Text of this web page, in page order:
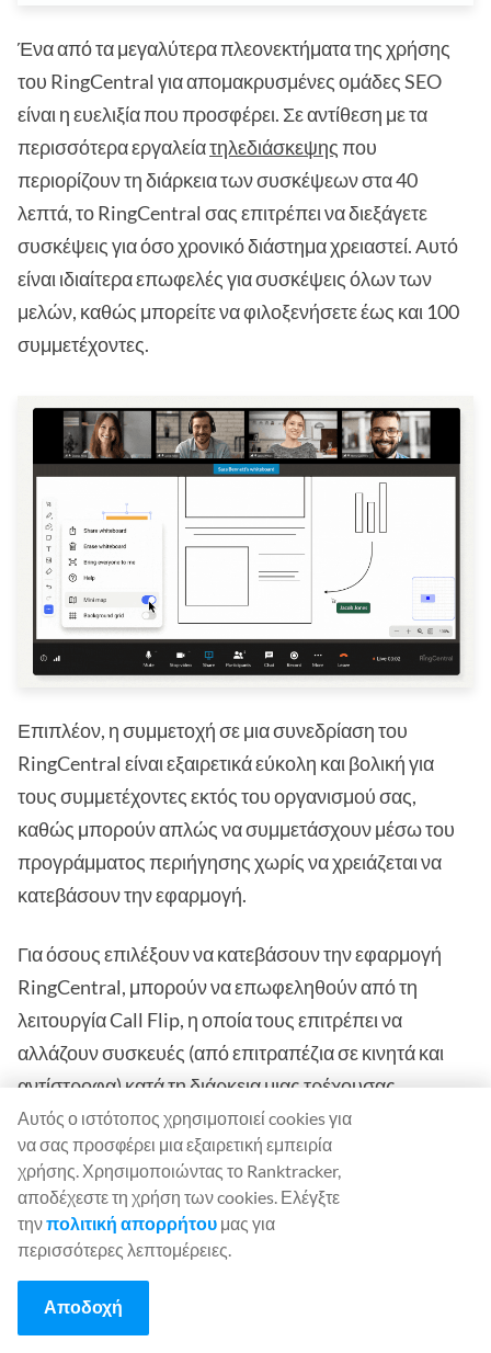
Ένα από τα μεγαλύτερα πλεονεκτήματα της χρήσης
του RingCentral για απομακρυσμένες ομάδες SEO
είναι η ευελιξία που προσφέρει. Σε αντίθεση με τα
περισσότερα εργαλείατηλεδιάσκεψηςπου
περιορίζουν τη διάρκεια των συσκέψεων στα 40
λεπτά, το RingCentral σας επιτρέπει να διεξάγετε
συσκέψεις για όσο χρονικό διάστημα χρειαστεί. Αυτό
είναι ιδιαίτερα επωφελές για συσκέψεις όλων των
μελών, καθώς μπορείτε να φιλοξενήσετε έως και 100
συμμετέχοντες.
Επιπλέον, η συμμετοχή σε μια συνεδρίαση του
RingCentral είναι εξαιρετικά εύκολη και βολική για
τους συμμετέχοντες εκτός του οργανισμού σας,
καθώς μπορούν απλώς να συμμετάσχουν μέσω του
προγράμματος περιήγησης χωρίς να χρειάζεται να
κατεβάσουν την εφαρμογή.
Για όσους επιλέξουν να κατεβάσουν την εφαρμογή
RingCentral, μπορούν να επωφεληθούν από τη
λειτουργία Call Flip, η οποία τους επιτρέπει να
αλλάζουν συσκευές (από επιτραπέζια σε κινητά και
αντίστροφα) κατά τη διάρκεια μιας τρέχουσας
σύσκεψης.
Το RingCentral προσφέρει επίσης ισχυρές
δυνατότητες ομαδικής ανταλλαγής μηνυμάτων
οποίες επιτρέπουν σε κάθε μέλος της ομάδας SEO να
στέλνει αρχεία, να καρφιτσώνει
διαχειρίζεται εργασίες. Μπορούν ακόμη και να
πραγματοποιήσουν τηλεφωνικές κλήσεις ή να
Αυτός ο ιστότοπος χρησιμοποιεί cookies για
να σας προσφέρει μια εξαιρετική εμπειρία
χρήσης. Χρησιμοποιώντας το Ranktracker,
αποδέχεστε τη χρήση των cookies. Ελέγξτε
τηνπολιτική απορρήτου μας για
περισσότερες λεπτομέρειες.
Αποδοχή